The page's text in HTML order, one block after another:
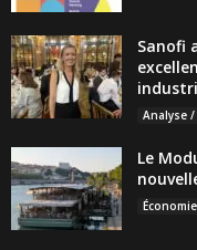
Sanofi
Analyse
Le
Économie